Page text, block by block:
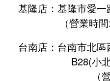
基隆店：基隆市愛一
（營業時間:
台南店：台南市北
B28(
（